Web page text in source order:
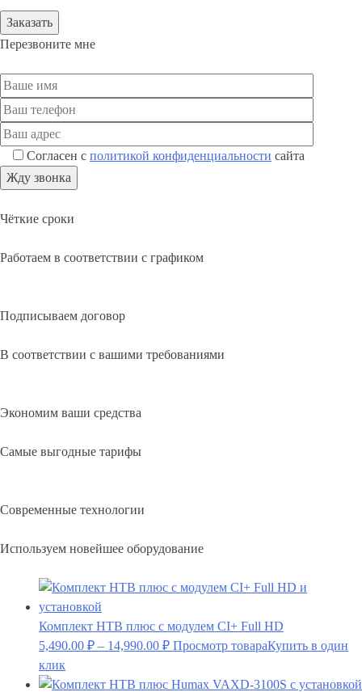
Заказать
Перезвоните мне
Согласен с политикой конфиденциальности сайта
Чёткие сроки
Работаем в соответствии с графиком
Подписываем договор
В соответствии с вашими требованиями
Экономим ваши средства
Самые выгодные тарифы
Современные технологии
Используем новейшее оборудование
Комплект НТВ плюс с модулем CI+ Full HD
5,490.00 ₽ – 14,990.00 ₽ Просмотр товараКупить в один
клик